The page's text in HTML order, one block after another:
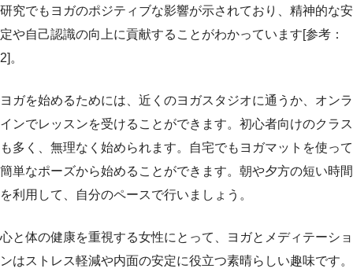
研究でもヨガのポジティブな影響が示されており、精神的な安
定や自己認識の向上に貢献することがわかっています[参考：
2]。
ヨガを始めるためには、近くのヨガスタジオに通うか、オンラ
インでレッスンを受けることができます。初心者向けのクラス
も多く、無理なく始められます。自宅でもヨガマットを使って
簡単なポーズから始めることができます。朝や夕方の短い時間
を利用して、自分のペースで行いましょう。
心と体の健康を重視する女性にとって、ヨガとメディテーショ
ンはストレス軽減や内面の安定に役立つ素晴らしい趣味です。